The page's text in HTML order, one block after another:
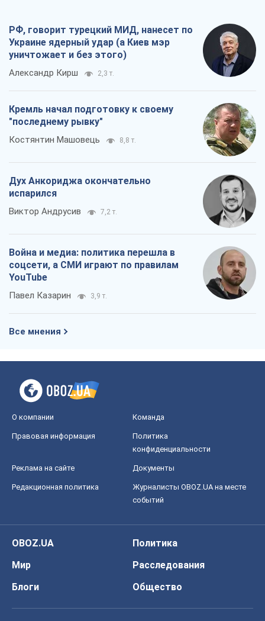
РФ, говорит турецкий МИД, нанесет по
Украине ядерный удар (а Киев мэр
уничтожает и без этого)
Александр Кирш 2,3 т.
Кремль начал подготовку к своему
"последнему рывку"
Костянтин Машовець 8,8 т.
Дух Анкориджа окончательно
испарился
Виктор Андрусив 7,2 т.
Война и медиа: политика перешла в
соцсети, а СМИ играют по правилам
YouTube
Павел Казарин 3,9 т.
Все мнения
О компании Команда
Правовая информация
Политика
конфиденциальности
Реклама на сайте Документы
Редакционная политика
Журналисты OBOZ.UA на месте
событий
OBOZ.UA
Политика
Мир
Расследования
Блоги
Общество